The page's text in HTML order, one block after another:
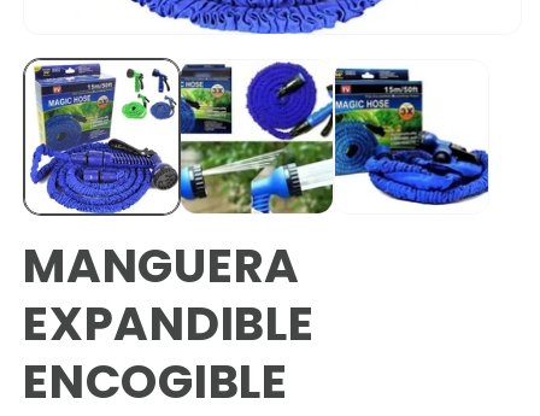
MANGUERA
EXPANDIBLE
ENCOGIBLE